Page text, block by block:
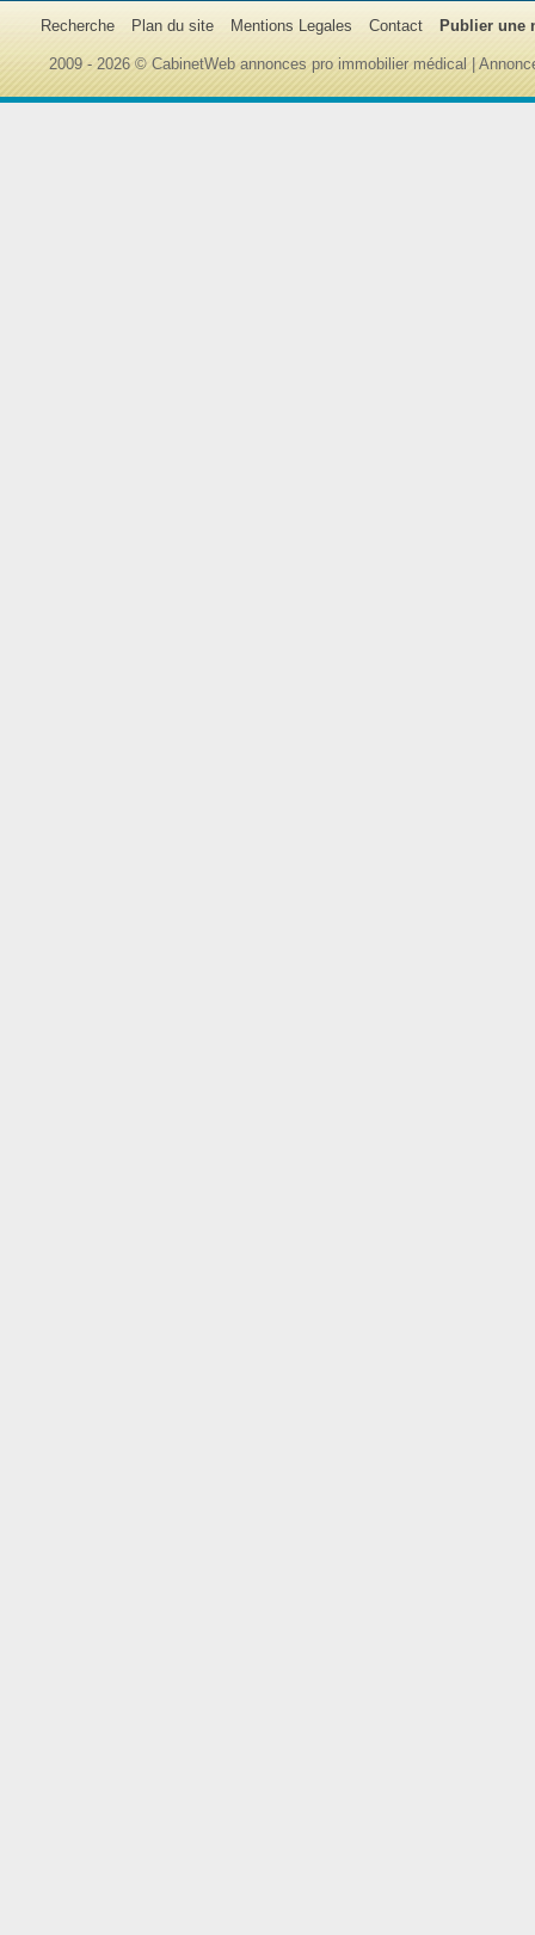
Recherche Plan du site Mentions Legales Contact Publier une
2009 - 2026 © CabinetWeb annonces pro immobilier médical |